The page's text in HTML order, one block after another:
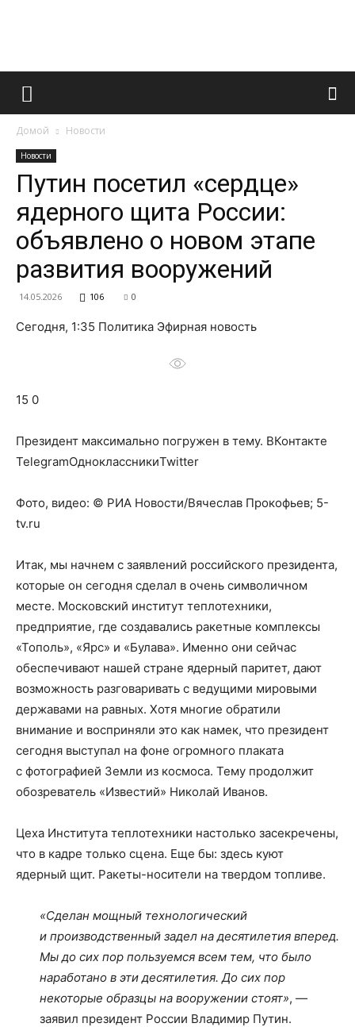
Французский
и
все
о
Домой Новости
Новости
Путин посетил «сердце»
ядерного щита России:
объявлено о новом этапе
развития вооружений
14.05.2026 106 0
Сегодня, 1:35 Политика Эфирная новость
15 0
Президент максимально погружен в тему. ВКонтакте
TelegramОдноклассникиTwitter
Фото, видео: © РИА Новости/Вячеслав Прокофьев; 5-
tv.ru
Итак, мы начнем с заявлений российского президента,
которые он сегодня сделал в очень символичном
месте. Московский институт теплотехники,
предприятие, где создавались ракетные комплексы
«Тополь», «Ярс» и «Булава». Именно они сейчас
обеспечивают нашей стране ядерный паритет, дают
возможность разговаривать с ведущими мировыми
державами на равных. Хотя многие обратили
внимание и восприняли это как намек, что президент
сегодня выступал на фоне огромного плаката
с фотографией Земли из космоса. Тему продолжит
обозреватель «Известий» Николай Иванов.
Цеха Института теплотехники настолько засекречены,
что в кадре только сцена. Еще бы: здесь куют
ядерный щит. Ракеты-носители на твердом топливе.
«Сделан мощный технологический
и производственный задел на десятилетия вперед.
Мы до сих пор пользуемся всем тем, что было
наработано в эти десятилетия. До сих пор
некоторые образцы на вооружении стоят», —
заявил президент России Владимир Путин.